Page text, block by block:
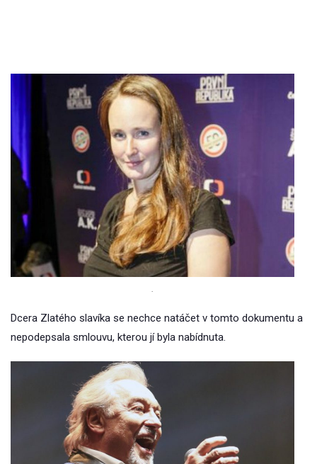
.
Dcera Zlatého slavíka se nechce natáčet v tomto dokumentu a
nepodepsala smlouvu, kterou jí byla nabídnuta.